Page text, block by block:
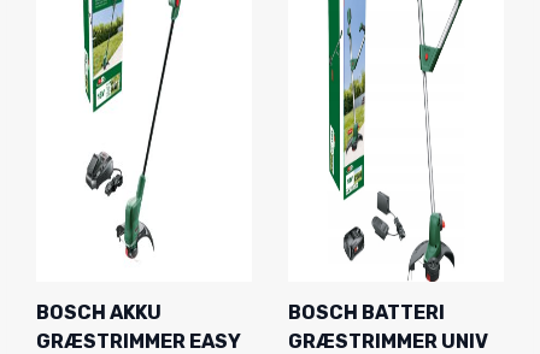
BOSCH AKKU
GRÆSTRIMMER EASY
BOSCH BATTERI
GRÆSTRIMMER UNIV